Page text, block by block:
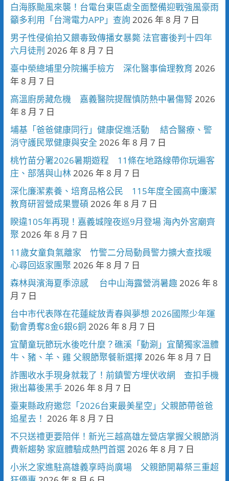
白海豚颱風來襲！台電台東區處全面整備迎戰強風豪雨
籲多利用「台灣電力APP」查詢 2026 年 8 月 7 日
男子性侵偷拍又餵毒致傳播女暴斃 法官審後判十四年
六月徒刑 2026 年 8 月 7 日
臺中榮總埔里分院攜手檢方 深化醫事倫理教育 2026
年 8 月 7 日
高溫廚房藏危機 嘉義醫院提醒慎防熱中暑傷腎 2026
年 8 月 7 日
埔基「爸爸健康同行」健康促進活動 結合醫療、警
消守護民眾健康與安全 2026 年 8 月 7 日
桃竹苗分署2026暑期遊程 11條在地路線帶你玩遍客
庄、部落與山林 2026 年 8 月 7 日
深化廉潔素養、培育品格公民 115年度全國高中廉潔
教育研習營成果豐碩 2026 年 8 月 7 日
睽違105年再現！嘉義城隍夜巡9月登場 海內外宮廟齊
聚 2026 年 8 月 7 日
11歲女童負氣離家 竹警二分局動員警力擴大查找暖
心尋回返家團聚 2026 年 8 月 7 日
森林與濱海夏季涼感 台中山海露營消暑趣 2026 年 8
月 7 日
台中市代表隊在花蓮綻放青春與夢想 2026國際少年運
動會勇奪8金6銀6銅 2026 年 8 月 7 日
宜蘭童玩節玩水後吃什麼？礁溪「動涮」宜蘭獨家溫體
牛、豬、羊、雞 父親節聚餐新選擇 2026 年 8 月 7 日
詐團收水手現身就栽了！前鎮警方埋伏收網 查扣手機
揪出幕後黑手 2026 年 8 月 7 日
臺東縣政府邀您「2026台東最美星空」父親節帶爸爸
追星去！ 2026 年 8 月 7 日
不只送禮更要陪伴！新光三越高雄左營店掌握父親節消
費新趨勢 家庭體驗成熱門首選 2026 年 8 月 7 日
小米之家進駐高雄義享時尚廣場 父親節開幕祭三重超